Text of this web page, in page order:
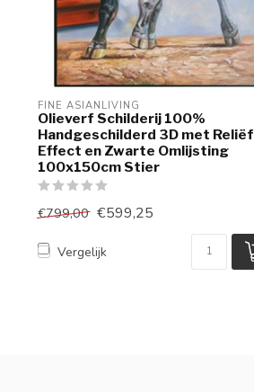
FINE ASIANLIVING
Olieverf Schilderij 100%
Handgeschilderd 3D met Reliëf
Effect en Zwarte Omlijsting
100x150cm Stier
€799,00 €599,25
Vergelijk